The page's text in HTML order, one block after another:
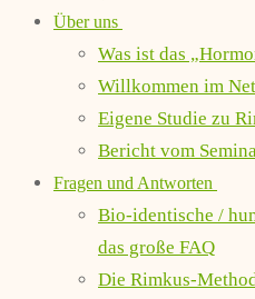
Über uns
Was ist das
Willkommen im
Eigene Studie zu
Bericht vom
Fragen und Antworten
Bio-identische /
das große FAQ
Die Rimkus-